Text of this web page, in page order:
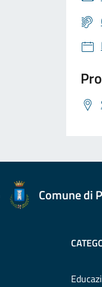
Comune di